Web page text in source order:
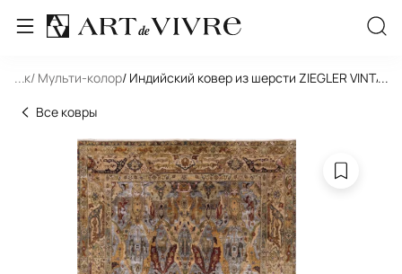
... / Мульти-колор/ Индийский ковер из шерсти ZIEGLER
...
Все ковры